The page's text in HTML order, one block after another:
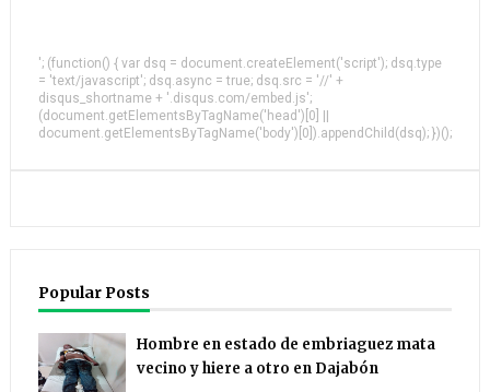
'; (function() { var dsq = document.createElement('script'); dsq.type
= 'text/javascript'; dsq.async = true; dsq.src = '//' +
disqus_shortname + '.disqus.com/embed.js';
(document.getElementsByTagName('head')[0] ||
document.getElementsByTagName('body')[0]).appendChild(dsq); })();
Popular Posts
Hombre en estado de embriaguez mata
vecino y hiere a otro en Dajabón